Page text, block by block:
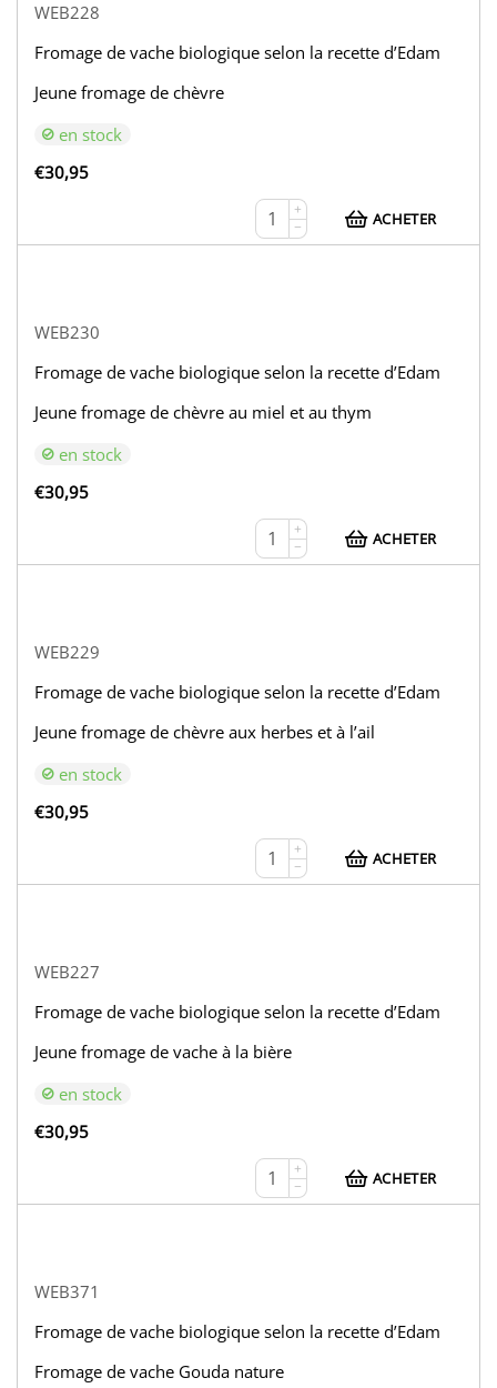
WEB228
Fromage de vache biologique selon la recette d’Edam
Jeune fromage de chèvre
en stock
€30,95
+
−
ACHETER
WEB230
Fromage de vache biologique selon la recette d’Edam
Jeune fromage de chèvre au miel et au thym
en stock
€30,95
+
−
ACHETER
WEB229
Fromage de vache biologique selon la recette d’Edam
Jeune fromage de chèvre aux herbes et à l’ail
en stock
€30,95
+
−
ACHETER
WEB227
Fromage de vache biologique selon la recette d’Edam
Jeune fromage de vache à la bière
en stock
€30,95
+
−
ACHETER
WEB371
Fromage de vache biologique selon la recette d’Edam
Fromage de vache Gouda nature